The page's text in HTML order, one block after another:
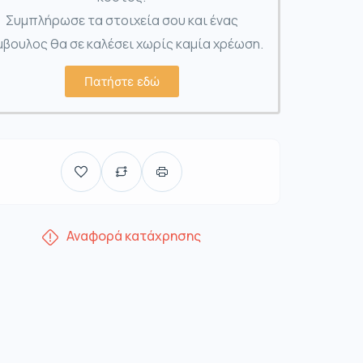
Συμπλήρωσε τα στοιχεία σου και ένας
θα σε καλέσει χωρίς καμία χρέωση.
Πατήστε εδώ
Αναφορά κατάχρησης